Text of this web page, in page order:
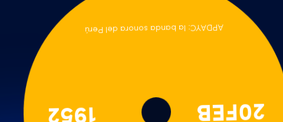
APDAYC: la banda sonora del Perú